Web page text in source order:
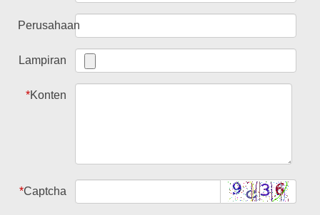
Perusahaan
Lampiran
*Konten
*Captcha